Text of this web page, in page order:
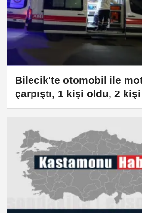
Bilecik'te otomobil ile
çarpıştı, 1 kişi öldü, 2 kişi